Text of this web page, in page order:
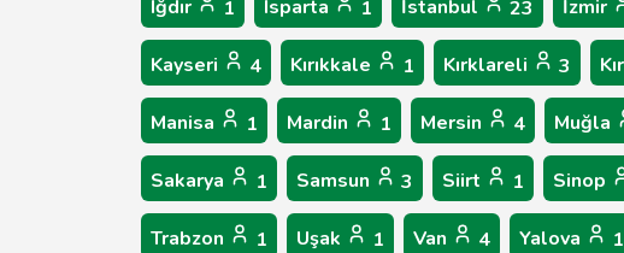
Iğdır 1 Isparta 1 İstanbul 23 İzmir
Kayseri 4 Kırıkkale 1 Kırklareli 3
Manisa 1 Mardin 1 Mersin 4 Muğla
Sakarya 1 Samsun 3 Siirt 1 Sinop
Trabzon 1 Uşak 1 Van 4 Yalova 1